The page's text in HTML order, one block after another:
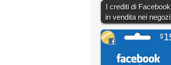
I crediti di Facebook
in vendita nei negozi